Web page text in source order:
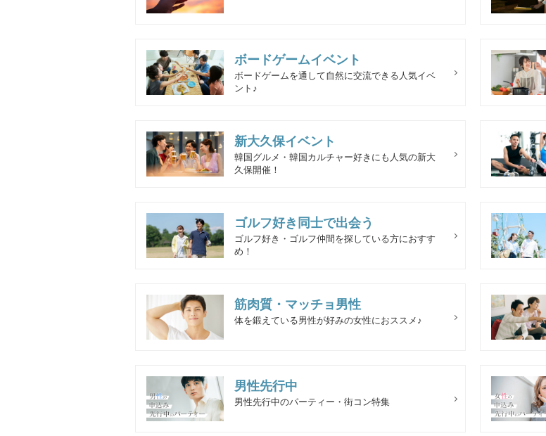
ボードゲームイベント
ボードゲームを通して自然に交流できる人気イベ
ント♪
新大久保イベント
韓国グルメ・韓国カルチャー好きにも人気の新大
久保開催！
ゴルフ好き同士で出会う
ゴルフ好き・ゴルフ仲間を探している方におすす
め！
筋肉質・マッチョ男性
体を鍛えている男性が好みの女性におススメ♪
男性先行中
男性先行中のパーティー・街コン特集